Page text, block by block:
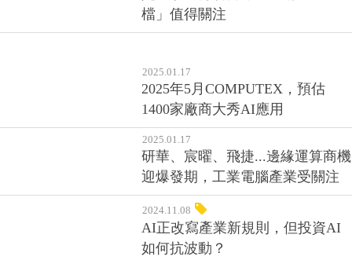
2025.01.17
研華、宸曜、飛捷...邊緣運算商機
迎爆發期，工業電腦產業受關注
2024.11.08
AI正改寫產業新規則，但投資AI
如何抗波動？
2023.04.27
微軟、Alphabet、Meta財報超乎預